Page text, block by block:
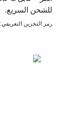
للشحن السريع.
رمز التخزين التعريفي: ANK-A88E2012